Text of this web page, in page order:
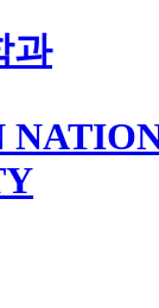
과